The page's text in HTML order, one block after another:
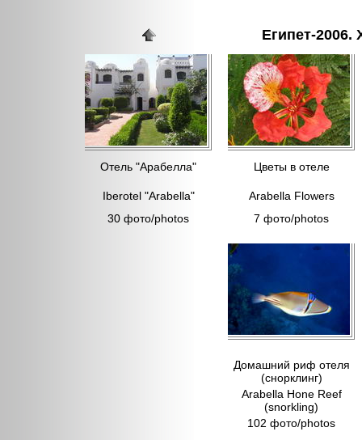
Египет-2006.
Отель "Арабелла" Цветы в отеле
Iberotel "Arabella"
Arabella Flowers
30 фото/photos
7 фото/photos
Домашний риф отеля
(снорклинг)
Arabella Hone Reef
(snorkling)
102 фото/photos